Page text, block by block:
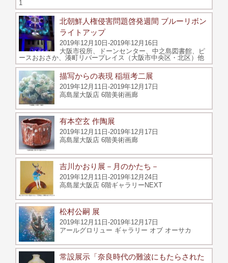
1
北朝鮮人権侵害問題啓発週間 ブルーリボン
ライトアップ
2019年12月10日-2019年12月16日
大阪市役所、ドーンセンター、中之島図書館、ピ
ースおおさか、湊町リバープレイス（大阪市中央区・北区）他
描写からの表現 稲垣考二展
2019年12月11日-2019年12月17日
高島屋大阪店 6階美術画廊
有本空玄 作陶展
2019年12月11日-2019年12月17日
高島屋大阪店 6階美術画廊
吉川かおり展－月のかたち－
2019年12月11日-2019年12月24日
高島屋大阪店 6階ギャラリーNEXT
松村公嗣 展
2019年12月11日-2019年12月17日
アールグロリュー ギャラリー オブ オーサカ
常設展示「奈良時代の難波にもたらされた